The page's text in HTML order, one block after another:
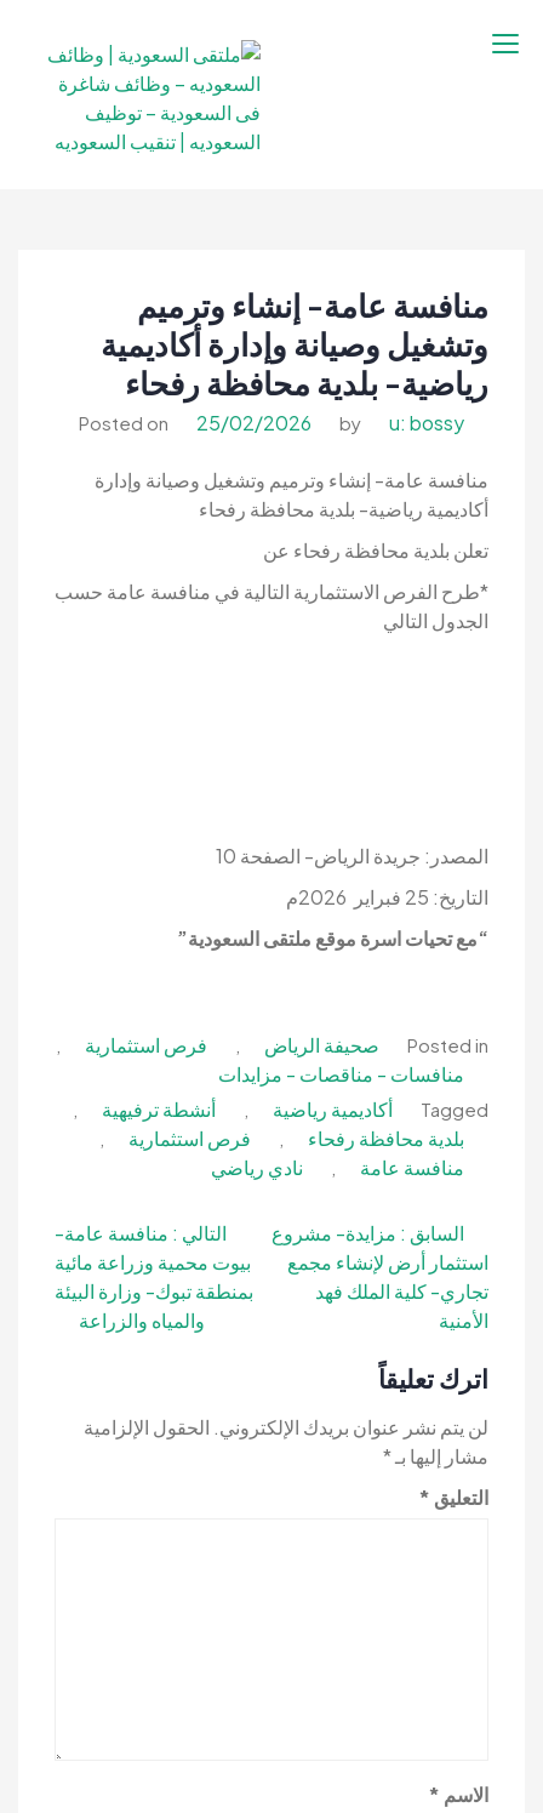
إلى
السعوديه | تنقيب
السعوديه
منافسة عامة- إنشاء وترميم
وتشغيل وصيانة وإدارة أكاديمية
رياضية- بلدية محافظة رفحاء
Posted on 25/02/2026 by u: bossy
منافسة عامة- إنشاء وترميم وتشغيل وصيانة وإدارة
أكاديمية رياضية- بلدية محافظة رفحاء
تعلن بلدية محافظة رفحاء عن
*طرح الفرص الاستثمارية التالية في منافسة عامة حسب
الجدول التالي
المصدر: جريدة الرياض- الصفحة 10
التاريخ: 25 فبراير 2026م
“مع تحيات اسرة موقع ملتقى السعودية”
Posted in صحيفة الرياض فرص استثمارية
منافسات - مناقصات - مزايدات
Tagged أكاديمية رياضية أنشطة ترفيهية
بلدية محافظة رفحاء فرص استثمارية
منافسة عامة نادي رياضي
تصفّح
المقالات
السابق : مزايدة- مشروع
استثمار أرض لإنشاء مجمع
تجاري- كلية الملك فهد
الأمنية
التالي : منافسة عامة-
بيوت محمية وزراعة مائية
بمنطقة تبوك- وزارة البيئة
والمياه والزراعة
اترك تعليقاً
لن يتم نشر عنوان بريدك الإلكتروني. الحقول الإلزامية
مشار إليها بـ*
التعليق *
الاسم *